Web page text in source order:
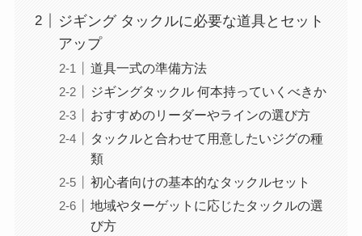
ジギング タックルに必要な道具とセット
アップ
道具一式の準備方法
ジギングタックル 何本持っていくべきか
おすすめのリーダーやラインの選び方
タックルと合わせて用意したいジグの種
類
初心者向けの基本的なタックルセット
地域やターゲットに応じたタックルの選
び方